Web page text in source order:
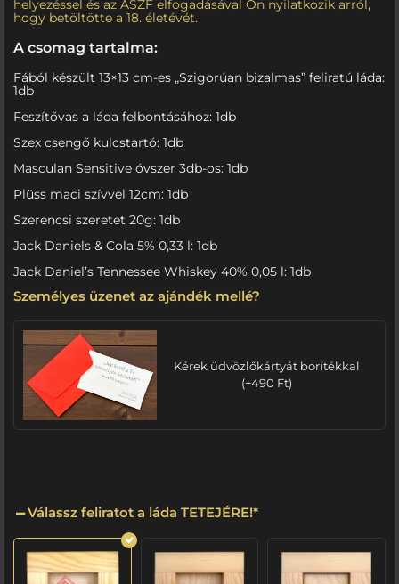
helyezéssel és az ÁSZF elfogadásával Ön nyilatkozik arról,
hogy betöltötte a 18. életévét.
A csomag tartalma:
Fából készült 13×13 cm-es „Szigorúan bizalmas” feliratú láda:
1db
Feszítővas a láda felbontásához: 1db
Szex csengő kulcstartó: 1db
Masculan Sensitive óvszer 3db-os: 1db
Plüss maci szívvel 12cm: 1db
Szerencsi szeretet 20g: 1db
Jack Daniels & Cola 5% 0,33 l: 1db
Jack Daniel’s Tennessee Whiskey 40% 0,05 l: 1db
Személyes üzenet az ajándék mellé?
Kérek üdvözlőkártyát borítékkal
(+490 Ft)
Válassz feliratot a láda TETEJÉRE!*